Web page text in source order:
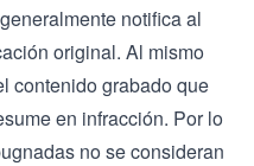
notifica al
original. Al mismo
contenido grabado que
en infracción. Por lo
no se consideran